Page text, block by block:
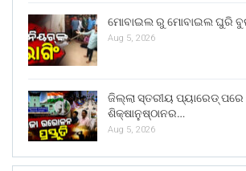
ମୋବାଇଲ ରୁ ମୋବାଇଲ ଘୁରି
Aug 5, 2026
ଜିଲ୍ଲା ସ୍ତରୀୟ ପ୍ୟାରେଡ୍
ଶିକ୍ଷାନୁଷ୍ଠାନର…
Aug 5, 2026